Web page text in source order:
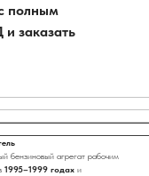
полным
заказать
бензиновый агрегат рабочим
1995–1999 годах и